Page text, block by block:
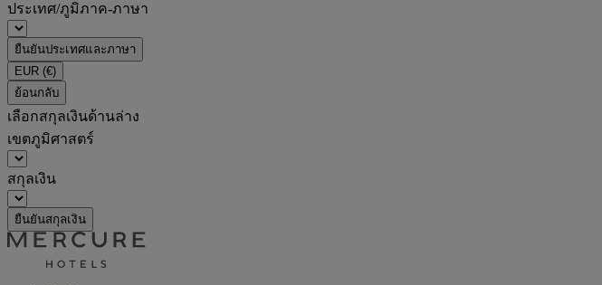
ประเทศ/ภูมิภาค-ภาษา
ยืนยันประเทศและภาษา
EUR (€)
ย้อนกลับ
เลือกสกุลเงินด้านล่าง
เขตภูมิศาสตร์
สกุลเงิน
ยืนยันสกุลเงิน